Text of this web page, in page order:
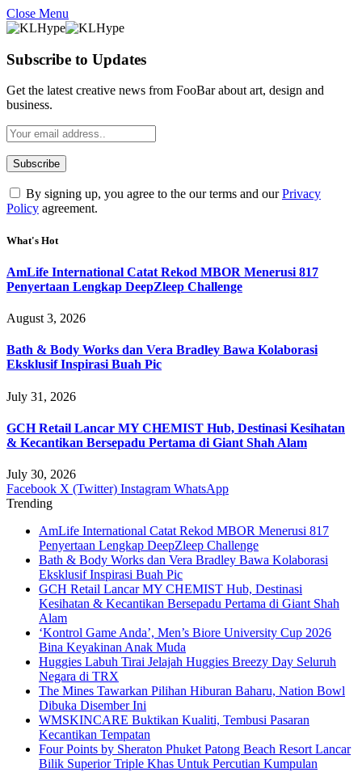
Close Menu
Subscribe to Updates
Get the latest creative news from FooBar about art, design and
business.
By signing up, you agree to the our terms and ourPrivacy
Policy agreement.
What's Hot
AmLife International Catat Rekod MBOR Menerusi 817
Penyertaan Lengkap DeepZleep Challenge
August 3, 2026
Bath & Body Works dan Vera Bradley Bawa Kolaborasi
Eksklusif Inspirasi Buah Pic
July 31, 2026
GCH Retail Lancar MY CHEMIST Hub, Destinasi Kesihatan
& Kecantikan Bersepadu Pertama di Giant Shah Alam
July 30, 2026
Facebook X (Twitter) Instagram WhatsApp
Trending
AmLife International Catat Rekod MBOR Menerusi 817
Penyertaan Lengkap DeepZleep Challenge
Bath & Body Works dan Vera Bradley Bawa Kolaborasi
Eksklusif Inspirasi Buah Pic
GCH Retail Lancar MY CHEMIST Hub, Destinasi
Kesihatan & Kecantikan Bersepadu Pertama di Giant Shah
Alam
‘Kontrol Game Anda’, Men’s Biore University Cup 2026
Bina Keyakinan Anak Muda
Huggies Labuh Tirai Jelajah Huggies Breezy Day Seluruh
Negara di TRX
The Mines Tawarkan Pilihan Hiburan Baharu, Nation Bowl
Dibuka Disember Ini
WMSKINCARE Buktikan Kualiti, Tembusi Pasaran
Kecantikan Tempatan
Four Points by Sheraton Phuket Patong Beach Resort Lancar
Bilik Superior Triple Khas Untuk Percutian Kumpulan